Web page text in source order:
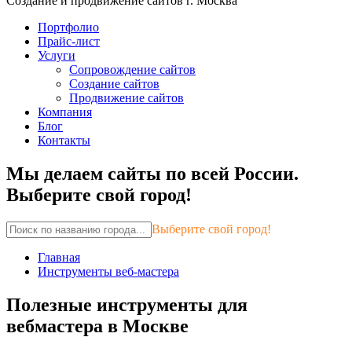
Портфолио
Прайс-лист
Услуги
Сопровождение сайтов
Создание сайтов
Продвижение сайтов
Компания
Блог
Контакты
Мы делаем сайты по всей России.
Выберите свой город!
Выберите свой город!
Главная
Инструменты веб-мастера
Полезные инструменты для
вебмастера в Москве